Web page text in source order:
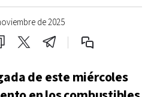
de 2025
de este miércoles